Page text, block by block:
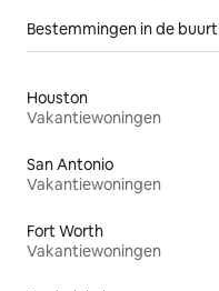
Bestemmingen in de buurt
Houston
Vakantiewoningen
San Antonio
Vakantiewoningen
Fort Worth
Vakantiewoningen